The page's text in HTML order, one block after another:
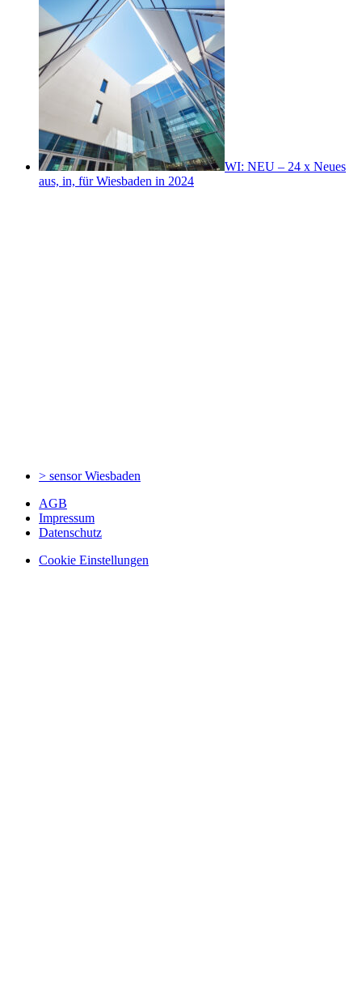
WI: NEU – 24 x Neues
aus, in, für Wiesbaden in 2024
> sensorWiesbaden
AGB
Impressum
Datenschutz
Cookie Einstellungen